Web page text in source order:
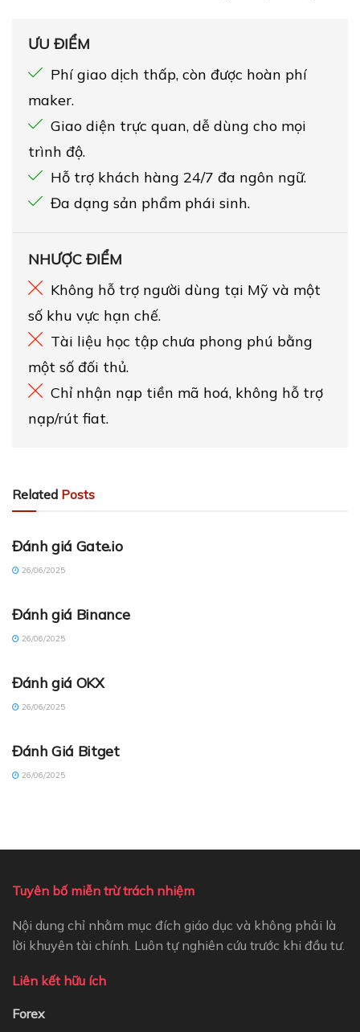
ƯU ĐIỂM
Phí giao dịch thấp, còn được hoàn phí
maker.
Giao diện trực quan, dễ dùng cho mọi
trình độ.
Hỗ trợ khách hàng 24/7 đa ngôn ngữ.
Đa dạng sản phẩm phái sinh.
NHƯỢC ĐIỂM
Không hỗ trợ người dùng tại Mỹ và một
số khu vực hạn chế.
Tài liệu học tập chưa phong phú bằng
một số đối thủ.
Chỉ nhận nạp tiền mã hoá, không hỗ trợ
nạp/rút fiat.
Related Posts
CRYPTO REVIEW (VI)
Đánh giá Gate.io
26/06/2025
Đánh giá Binance
26/06/2025
Đánh giá OKX
26/06/2025
Đánh Giá Bitget
26/06/2025
Tuyên bố miễn trừ trách nhiệm
Nội dung chỉ nhằm mục đích giáo dục và không phải là
lời khuyên tài chính. Luôn tự nghiên cứu trước khi đầu tư.
Liên kết hữu ích
Forex